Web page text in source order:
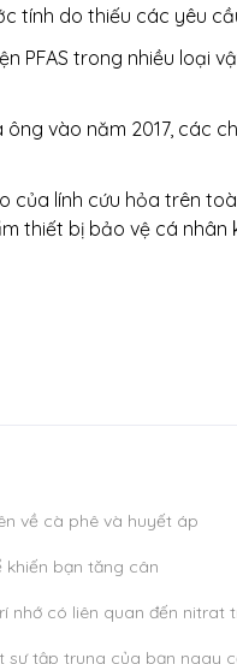
tính do thiếu các yêu
PFAS trong nhiều loại
vào năm 2017, các
lính cứu hỏa trên
thiết bị bảo vệ cá nhân
về cà phê và huyết áp
bạn tăng cân
nhớ có liên quan đến nitrat
tập trung của bạn ngay